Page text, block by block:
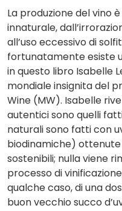
La produzione del vino
innaturale,
all’uso eccessivo di
fortunatamente esiste
in questo libro Isabelle
mondiale insignita del
Wine (MW). Isabelle
autentici sono quelli
naturali sono fatti con
biodinamiche)
sostenibili; nulla viene
processo di
qualche caso, di una
buon vecchio succo